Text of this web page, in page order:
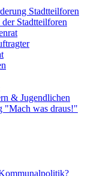
Stadtteilforen
der Stadtteilforen
& Jugendlichen
"Mach was draus!"